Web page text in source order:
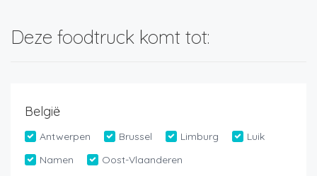
Deze foodtruck komt tot:
België
Antwerpen Brussel Limburg
Luik
Namen
Oost-Vlaanderen